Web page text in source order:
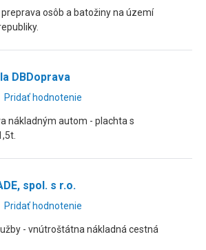
preprava osôb a batožiny na území
DBDoprava
Pridať hodnotenie
nákladným autom - plachta s
spol. s r.o.
Pridať hodnotenie
- vnútroštátna nákladná cestná